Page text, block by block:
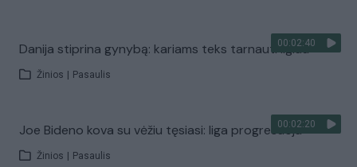
00:02:40
Danija stiprina gynybą: kariams teks tarnauti ilgiau
Žinios Pasaulis
00:02:20
Joe Bideno kova su vėžiu tęsiasi: liga progresuoja
Žinios Pasaulis